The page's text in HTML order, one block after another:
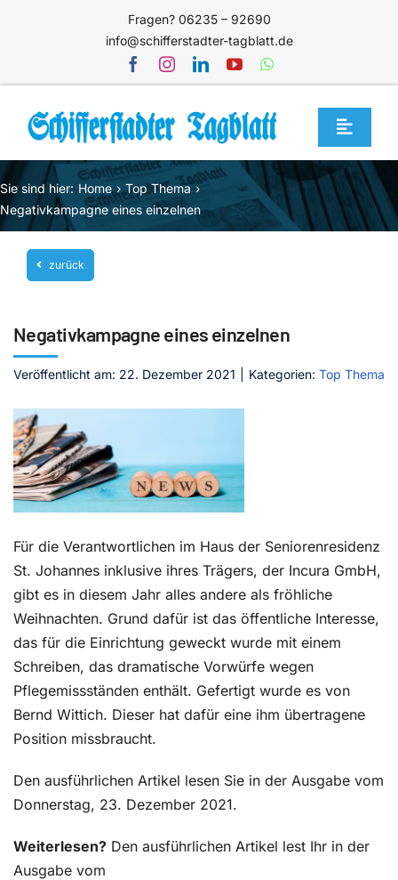
Fragen? 06235 – 92690
info@schifferstadter-tagblatt.de
Toggle
Home
Themen
Blog
Unternehmen
Mediathek
Kontakt
Sie sind hier: Home
Top Thema
Negativkampagne eines einzelnen
zurück
Negativkampagne eines einzelnen
Veröffentlicht am: 22. Dezember 2021 Kategorien: Top Thema
Für die Verantwortlichen im Haus der Seniorenresidenz
St. Johannes inklusive ihres Trägers, der Incura GmbH,
gibt es in diesem Jahr alles andere als fröhliche
Weihnachten. Grund dafür ist das öffentliche Interesse,
das für die Einrichtung geweckt wurde mit einem
Schreiben, das dramatische Vorwürfe wegen
Pflegemissständen enthält. Gefertigt wurde es von
Bernd Wittich. Dieser hat dafür eine ihm übertragene
Position missbraucht.
Den ausführlichen Artikel lesen Sie in der Ausgabe vom
Donnerstag, 23. Dezember 2021.
Weiterlesen? Den ausführlichen Artikel lest Ihr in der
Ausgabe vom